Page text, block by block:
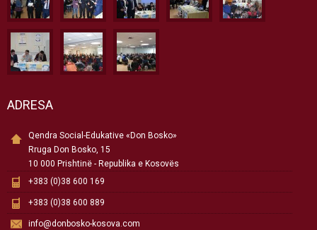
ADRESA
Qendra Social-Edukative «Don Bosko»
Rruga Don Bosko, 15
10 000 Prishtinë - Republika e Kosovës
+383 (0)38 600 169
+383 (0)38 600 889
info@donbosko-kosova.com